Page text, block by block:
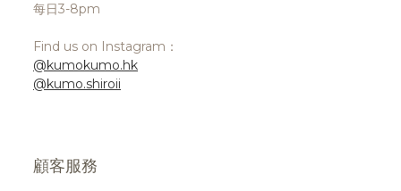
每日3-8pm
Find us on Instagram：
@kumokumo.hk
@kumo.shiroii
顧客服務